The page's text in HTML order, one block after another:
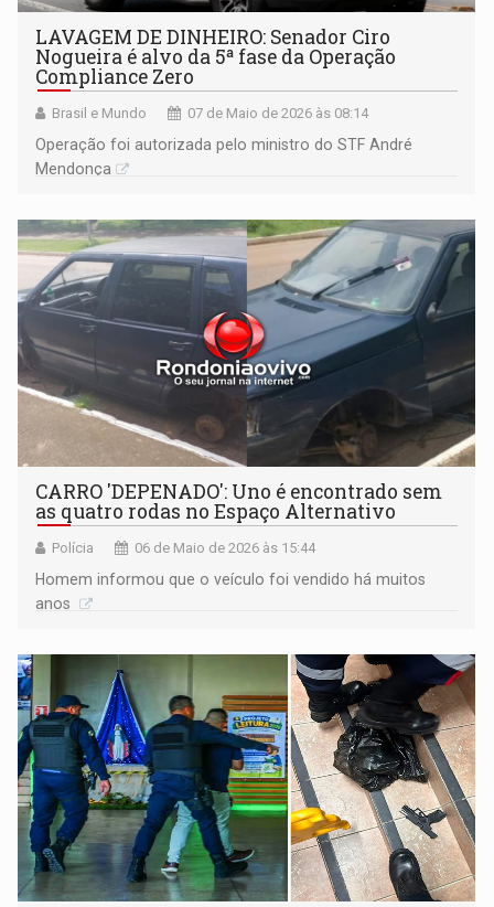
LAVAGEM DE DINHEIRO: Senador Ciro
Nogueira é alvo da 5ª fase da Operação
Compliance Zero
Brasil e Mundo 07 de Maio de 2026 às 08:14
Operação foi autorizada pelo ministro do STF André
Mendonça
CARRO 'DEPENADO': Uno é encontrado sem
as quatro rodas no Espaço Alternativo ​
Polícia 06 de Maio de 2026 às 15:44
Homem informou que o veículo foi vendido há muitos
anos